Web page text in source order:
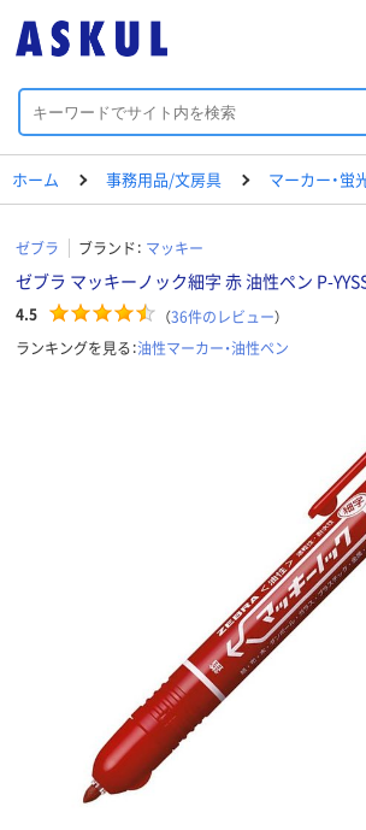
ホーム 事務用品/文房具 マーカー・蛍
ゼブラ ブランド： マッキー
ゼブラ マッキーノック細字 赤 油性ペン P-
4.5 （36件のレビュー）
ランキングを見る：油性マーカー・油性ペン